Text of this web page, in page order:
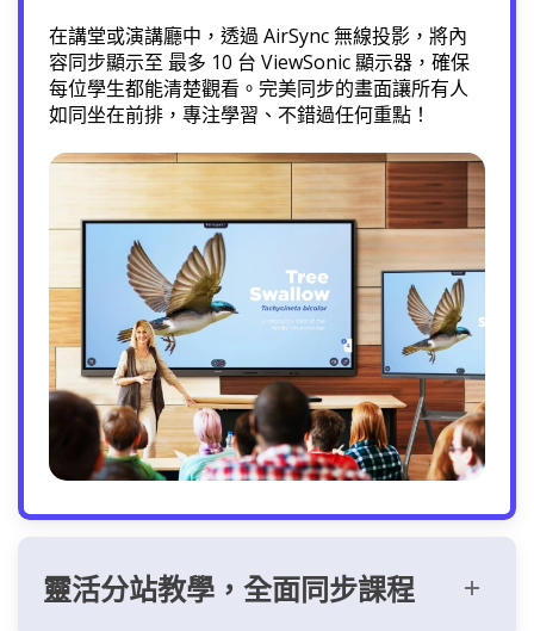
在講堂或演講廳中，透過 AirSync 無線投影，將內
容同步顯示至 最多 10 台 ViewSonic 顯示器，確保
每位學生都能清楚觀看。完美同步的畫面讓所有人
如同坐在前排，專注學習、不錯過任何重點！
靈活分站教學，全面同步課程